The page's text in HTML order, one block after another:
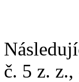
č. 5 z.